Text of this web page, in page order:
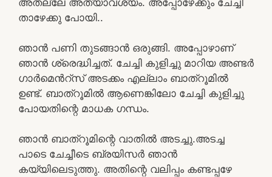
താഴേക്കു പോയി..
ഞാൻ പണി തുടങ്ങാൻ ഒരുങ്ങി. അപ്പോഴാണ്
ഞാൻ ശ്രെദ്ധിച്ചത്. ചേച്ചി കുളിച്ചു മാറിയ അണ്ടർ
ഗാർമെൻറ്സ് അടക്കം എല്ലാം ബാത്‌റൂമിൽ
ഉണ്ട്. ബാത്‌റൂമിൽ ആണെങ്കിലോ ചേച്ചി കുളിച്ചു
പോയതിന്റെ മാധക ഗന്ധം.
ഞാൻ ബാത്‌റൂമിന്റെ വാതിൽ അടച്ചു.അടച്ച
പാടെ ചേച്ചീടെ ബ്രയിസർ ഞാൻ
കയ്യിലെടുത്തു. അതിന്റെ വലിപ്പം കണ്ടപ്പഴേ